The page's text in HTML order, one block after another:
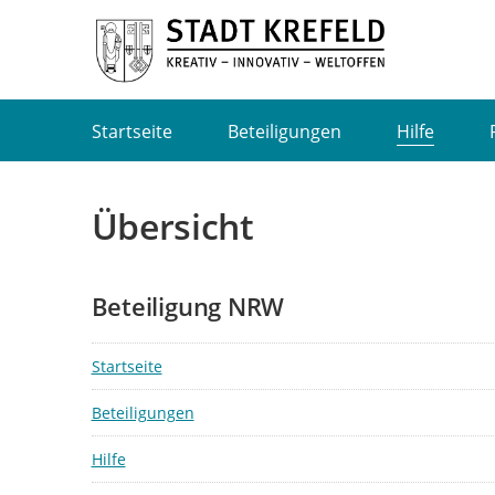
Startseite Beteiligungen Hilfe
Übersicht
Beteiligung NRW
Startseite
Beteiligungen
Hilfe